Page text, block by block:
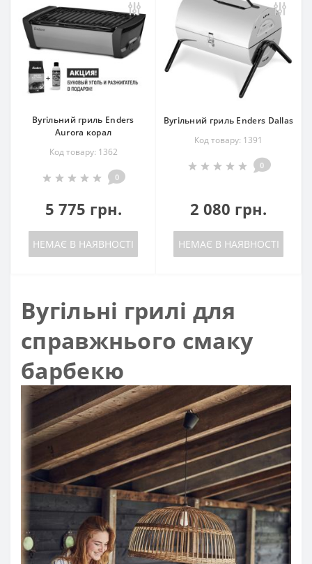
Вугільний гриль Enders
Aurora корал
Код товару: 1362
0
5 775 грн.
НЕМАЄ В НАЯВНОСТІ
Вугільний гриль Enders Dallas
Код товару: 1391
0
2 080 грн.
НЕМАЄ В НАЯВНОСТІ
Вугільні грилі для
справжнього смаку
барбекю